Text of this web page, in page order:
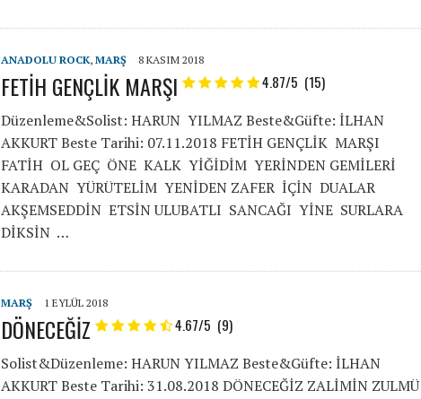
ANADOLU ROCK, MARŞ 8 KASIM 2018
FETİH GENÇLİK MARŞI 4.87/5 (15)
Düzenleme&Solist: HARUN YILMAZ Beste&Güfte: İLHAN
AKKURT Beste Tarihi: 07.11.2018 FETİH GENÇLİK MARŞI
FATİH OL GEÇ ÖNE KALK YİĞİDİM YERİNDEN GEMİLERİ
KARADAN YÜRÜTELİM YENİDEN ZAFER İÇİN DUALAR
AKŞEMSEDDİN ETSİN ULUBATLI SANCAĞI YİNE SURLARA
DİKSİN …
MARŞ 1 EYLÜL 2018
DÖNECEĞİZ 4.67/5 (9)
Solist&Düzenleme: HARUN YILMAZ Beste&Güfte: İLHAN
AKKURT Beste Tarihi: 31.08.2018 DÖNECEĞİZ ZALİMİN ZULMÜ